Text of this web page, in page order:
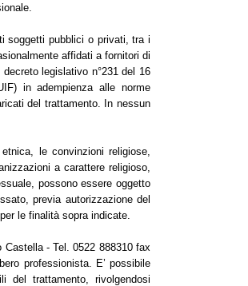
soggetti pubblici o privati, tra i
affidati a fornitori di
legislativo n°231 del 16
in adempienza alle norme
del trattamento. In nessun
le convinzioni religiose,
a carattere religioso,
possono essere oggetto
previa autorizzazione del
le finalità sopra indicate.
- Tel. 0522 888310 fax
professionista. E’ possibile
del trattamento, rivolgendosi